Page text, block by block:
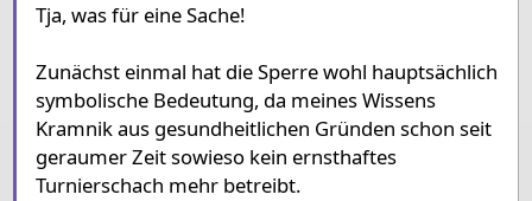
Tja, was für eine Sache!
Zunächst einmal hat die Sperre wohl hauptsächlich
symbolische Bedeutung, da meines Wissens
Kramnik aus gesundheitlichen Gründen schon seit
geraumer Zeit sowieso kein ernsthaftes
Turnierschach mehr betreibt.